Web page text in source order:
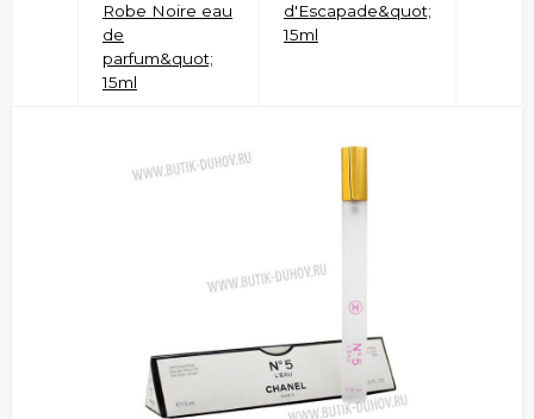
Robe Noire eau
de
parfum&quot;
15ml
d'Escapade&quot;
15ml